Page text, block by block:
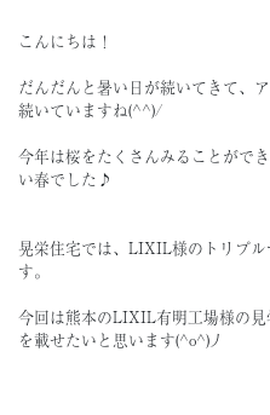
こんにちは！
だんだんと暑い日が続いてきて、
続いていますね(^^)/
今年は桜をたくさんみることがで
い春でした♪
晃栄住宅では、LIXIL様のトリプ
す。
今回は熊本のLIXIL有明工場様の
を載せたいと思います(^o^)丿